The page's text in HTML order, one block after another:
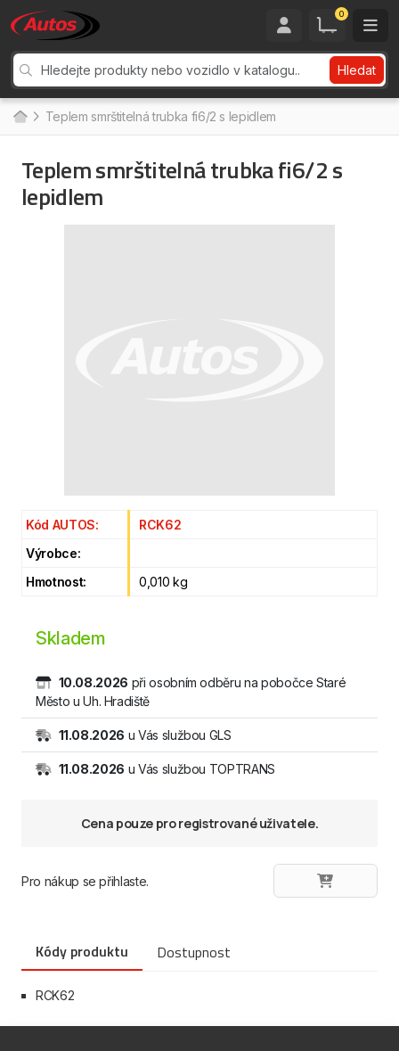
0
Hledat
Teplem smrštitelná trubka fi6/2 s lepidlem
Teplem smrštitelná trubka fi6/2 s
lepidlem
Kód AUTOS:
RCK62
Výrobce:
Hmotnost:
0,010 kg
Skladem
10.08.2026 při osobním odběru na pobočce Staré
Město u Uh. Hradiště
11.08.2026 u Vás službou GLS
11.08.2026 u Vás službou TOPTRANS
Cena pouze pro registrované uživatele.
Pro nákup se přihlaste.
Kódy produktu Dostupnost
RCK62